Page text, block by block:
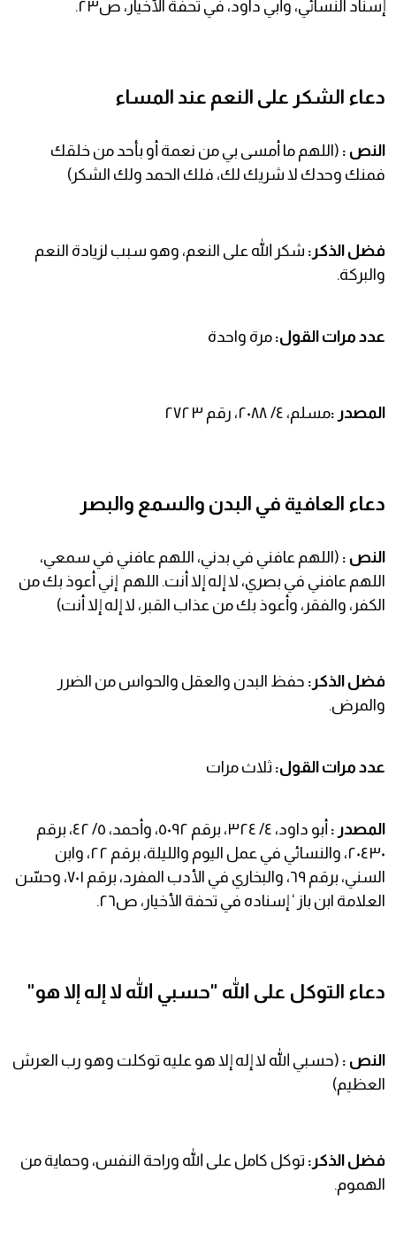
إسناد النسائي، وأبي داود، في تحفة الأخيار، ص٢٣.
دعاء الشكر على النعم عند المساء
النص : (اللهم ما أمسى بي من نعمة أو بأحد من خلقك
فمنك وحدك لا شريك لك، فلك الحمد ولك الشكر)
فضل الذكر: شكر الله على النعم، وهو سبب لزيادة النعم
والبركة.
عدد مرات القول: مرة واحدة
المصدر :مسلم، ٤/ ٢٠٨٨، رقم ٢٧٢٣
دعاء العافية في البدن والسمع والبصر
النص : (اللهم عافني في بدني، اللهم عافني في سمعي،
اللهم عافني في بصري، لا إله إلا أنت. اللهم إني أعوذ بك من
الكفر، والفقر، وأعوذ بك من عذاب القبر، لا إله إلا أنت)
فضل الذكر: حفظ البدن والعقل والحواس من الضرر
والمرض.
عدد مرات القول: ثلاث مرات
المصدر :
أبو داود، ٤/ ٣٢٤، برقم ٥٠٩٢، وأحمد، ٥/ ٤٢، برقم
٢٠٤٣٠، والنسائي في عمل اليوم والليلة، برقم ٢٢، وابن
السني، برقم ٦٩، والبخاري في الأدب المفرد، برقم ٧٠١، وحسّن
العلامة ابن باز ‘ إسناده في تحفة الأخيار، ص٢٦.
دعاء التوكل على الله "حسبي الله لا إله إلا هو"
النص : (حسبي الله لا إله إلا هو عليه توكلت وهو رب العرش
العظيم)
فضل الذكر: توكل كامل على الله وراحة النفس، وحماية من
الهموم.